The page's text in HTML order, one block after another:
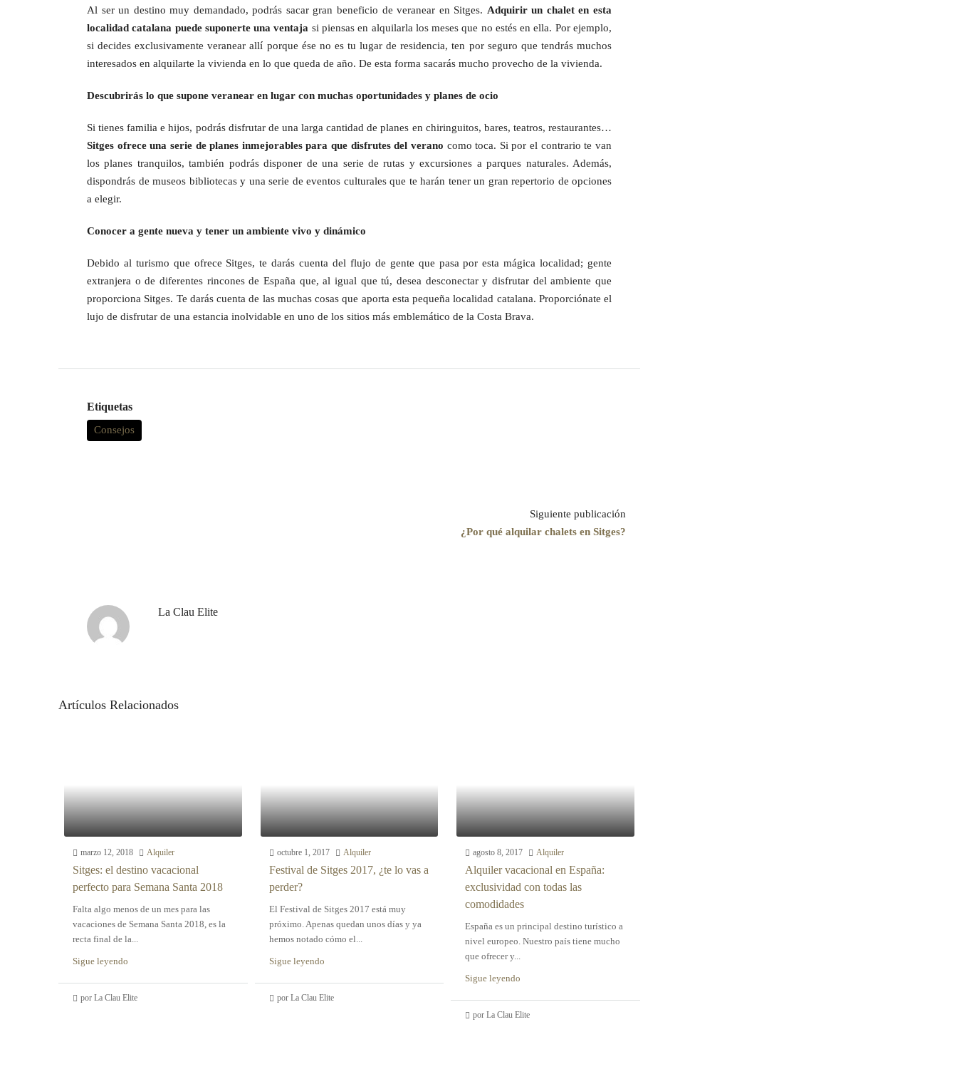
Al ser un destino muy demandado, podrás sacar gran beneficio de veranear en Sitges. Adquirir un chalet en esta
localidad catalana puede suponerte una ventaja si piensas en alquilarla los meses que no estés en ella. Por ejemplo,
si decides exclusivamente veranear allí porque ése no es tu lugar de residencia, ten por seguro que tendrás muchos
interesados en alquilarte la vivienda en lo que queda de año. De esta forma sacarás mucho provecho de la vivienda.
Descubrirás lo que supone veranear en lugar con muchas oportunidades y planes de ocio
Si tienes familia e hijos, podrás disfrutar de una larga cantidad de planes en chiringuitos, bares, teatros, restaurantes…
Sitges ofrece una serie de planes inmejorables para que disfrutes del verano como toca. Si por el contrario te van
los planes tranquilos, también podrás disponer de una serie de rutas y excursiones a parques naturales. Además,
dispondrás de museos bibliotecas y una serie de eventos culturales que te harán tener un gran repertorio de opciones
a elegir.
Conocer a gente nueva y tener un ambiente vivo y dinámico
Debido al turismo que ofrece Sitges, te darás cuenta del flujo de gente que pasa por esta mágica localidad; gente
extranjera o de diferentes rincones de España que, al igual que tú, desea desconectar y disfrutar del ambiente que
proporciona Sitges. Te darás cuenta de las muchas cosas que aporta esta pequeña localidad catalana. Proporciónate el
lujo de disfrutar de una estancia inolvidable en uno de los sitios más emblemático de la Costa Brava.
Etiquetas
Consejos
Siguiente publicación
¿Por qué alquilar chalets en Sitges?
La Clau Elite
Artículos Relacionados
marzo 12, 2018 Alquiler
Sitges: el destino vacacional
perfecto para Semana Santa 2018
Falta algo menos de un mes para las
vacaciones de Semana Santa 2018, es la
recta final de la...
Sigue leyendo
por La Clau Elite
octubre 1, 2017 Alquiler
Festival de Sitges 2017, ¿te lo vas a
perder?
El Festival de Sitges 2017 está muy
próximo. Apenas quedan unos días y ya
hemos notado cómo el...
Sigue leyendo
por La Clau Elite
agosto 8, 2017 Alquiler
Alquiler vacacional en España:
exclusividad con todas las
comodidades
España es un principal destino turístico a
nivel europeo. Nuestro país tiene mucho
que ofrecer y...
Sigue leyendo
por La Clau Elite